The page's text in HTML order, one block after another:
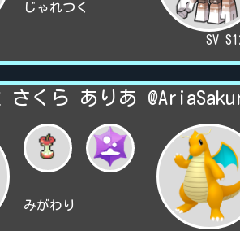
じゃれつく
SV
さくら ありあ
みがわり